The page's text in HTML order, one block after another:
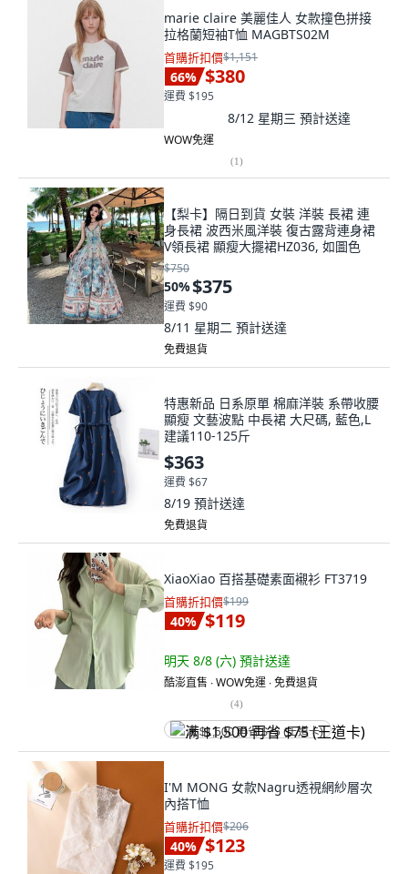
marie claire 美麗佳人 女款撞色拼接
拉格蘭短袖T恤 MAGBTS02M
首購折扣價$1,151
66% $380
運費 $195
8/12 星期三 預計送達
WOW免運
(1)
【梨卡】隔日到貨 女裝 洋裝 長裙 連
身長裙 波西米風洋裝 復古露背連身裙
V領長裙 顯瘦大擺裙HZ036, 如圖色
$750
50%$375
運費 $90
8/11 星期二 預計送達
免費退貨
特惠新品 日系原單 棉麻洋裝 系帶收腰
顯瘦 文藝波點 中長裙 大尺碼, 藍色,L
建議110-125斤
$363
運費 $67
8/19 預計送達
免費退貨
XiaoXiao 百搭基礎素面襯衫 FT3719
首購折扣價$199
40% $119
明天 8/8 (六) 預計送達
酷澎直售 ∙ WOW免運 ∙ 免費退貨
(4)
满 $1,500 再省 $75 (王道卡)
I'M MONG 女款Nagru透視網紗層次
內搭T恤
首購折扣價$206
40% $123
運費 $195